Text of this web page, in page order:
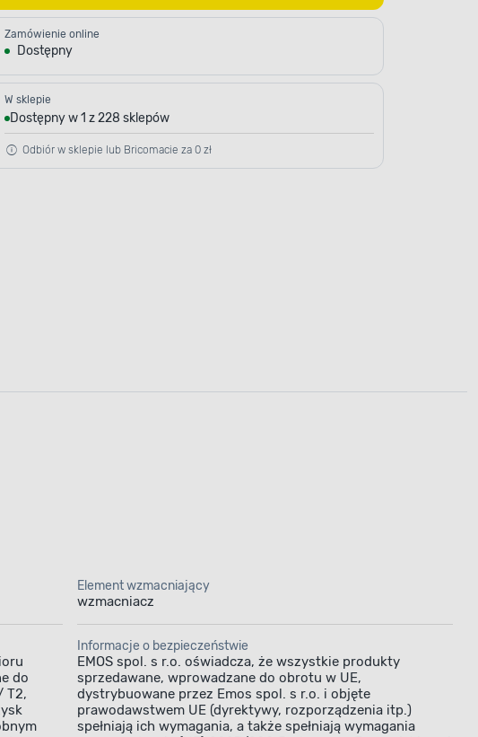
Zamówienie online
Dostępny
W sklepie
Dostępny w 1 z 228 sklepów
Odbiór w sklepie lub Bricomacie za 0 zł
Element wzmacniający
wzmacniacz
do
T2,
Informacje o bezpieczeństwie
EMOS spol. s r.o. oświadcza, że wszystkie produkty
sprzedawane, wprowadzane do obrotu w UE,
dystrybuowane przez Emos spol. s r.o. i objęte
prawodawstwem UE (dyrektywy, rozporządzenia itp.)
spełniają ich wymagania, a także spełniają wymagania